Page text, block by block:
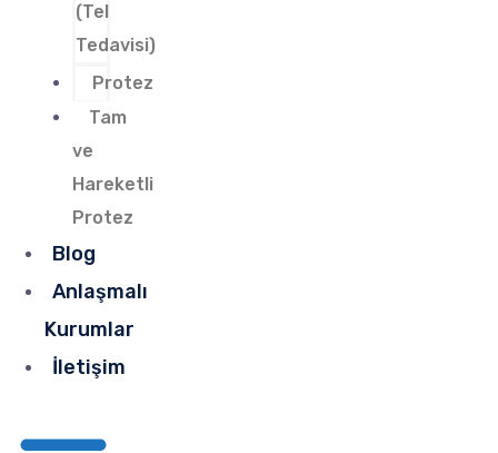
(Tel
Tedavisi)
Protez
Tam
ve
Hareketli
Protez
Blog
Anlaşmalı
Kurumlar
İletişim